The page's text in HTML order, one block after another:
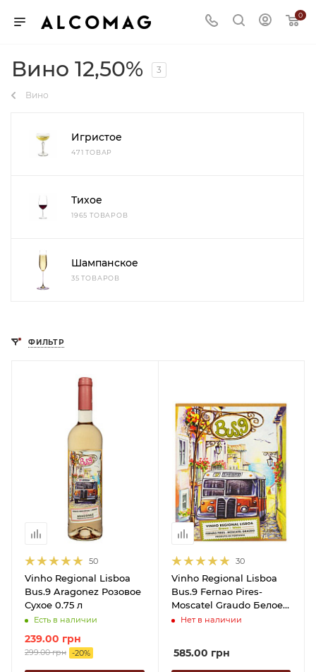
0
Вино 12,50% 3
Вино
Игристое
471 ТОВАР
Тихое
1965 ТОВАРОВ
Шампанское
35 ТОВАРОВ
ФИЛЬТР
50
Vinho Regional Lisboa
Bus.9 Aragonez Розовое
Сухое 0.75 л
Есть в наличии
239.00 грн
299.00грн -20%
30
Vinho Regional Lisboa
Bus.9 Fernao Pires-
Moscatel Graudo Белое
Сухое 3 л
Нет в наличии
585.00 грн